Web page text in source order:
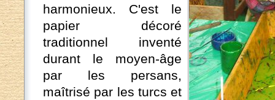
harmonieux. C'est le
papier décoré
traditionnel inventé
durant le moyen-âge
par les persans,
maîtrisé par les turcs et